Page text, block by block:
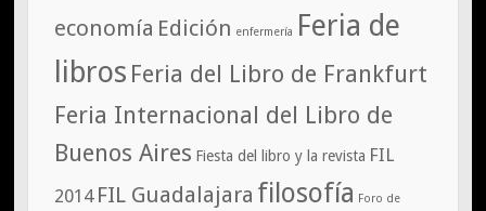
economía Edición enfermería
Feria de
libros Feria del Libro de Frankfurt
Feria Internacional del Libro de
Buenos Aires Fiesta del libro y la revista FIL
2014 FIL Guadalajara filosofía Foro de